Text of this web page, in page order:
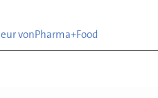
vonPharma+Food